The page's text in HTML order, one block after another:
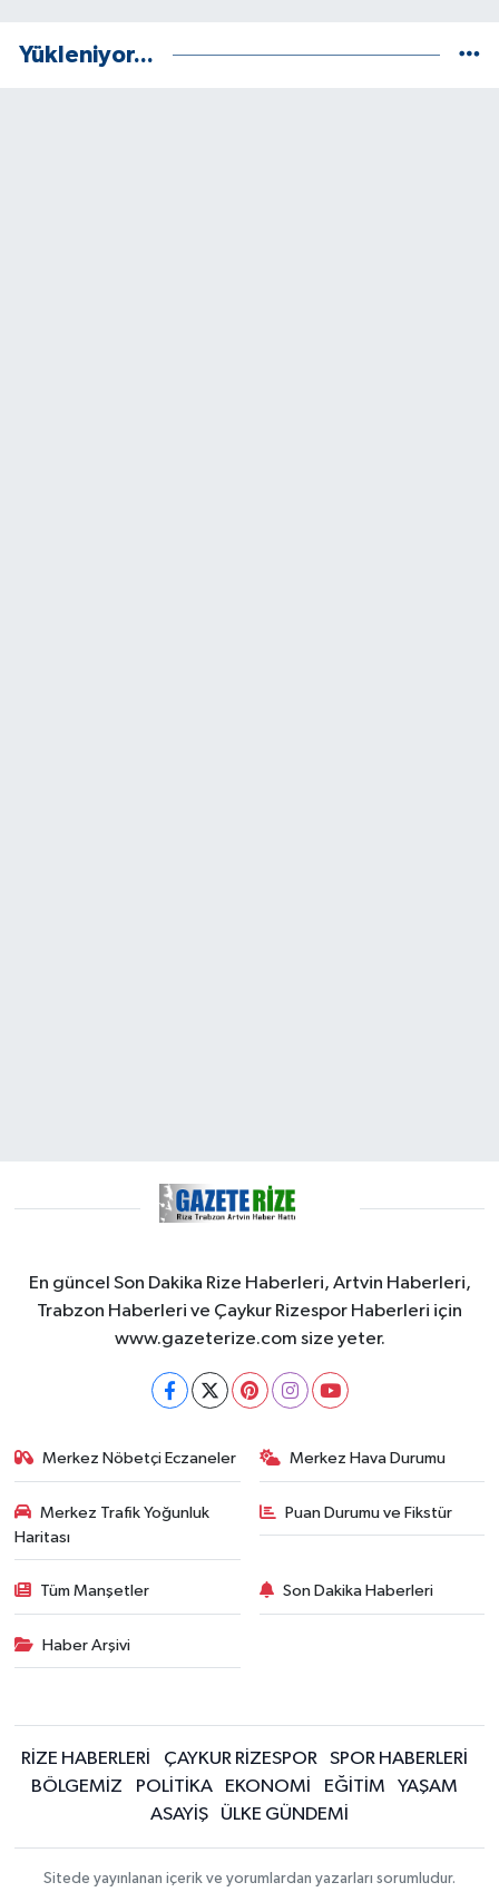
Yükleniyor...
En güncel Son Dakika Rize Haberleri, Artvin Haberleri,
Trabzon Haberleri ve Çaykur Rizespor Haberleri için
www.gazeterize.com size yeter.
Merkez Nöbetçi Eczaneler Merkez Hava Durumu
Merkez Trafik Yoğunluk
Haritası
Puan Durumu ve Fikstür
Tüm Manşetler Son Dakika Haberleri
Haber Arşivi
RİZE HABERLERİ ÇAYKUR RİZESPOR
SPOR HABERLERİ
BÖLGEMİZ
POLİTİKA EKONOMİ EĞİTİM
YAŞAM
ASAYİŞ
ÜLKE GÜNDEMİ
Sitede yayınlanan içerik ve yorumlardan yazarları sorumludur.